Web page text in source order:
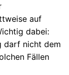
auf
dabei:
darf nicht dem
Fällen